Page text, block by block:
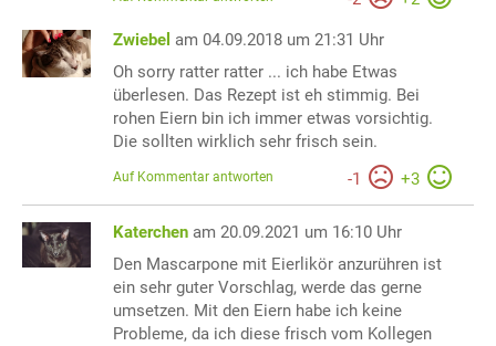
Zwiebel am 04.09.2018 um 21:31 Uhr
Oh sorry ratter ratter ... ich habe Etwas
überlesen. Das Rezept ist eh stimmig. Bei
rohen Eiern bin ich immer etwas vorsichtig.
Die sollten wirklich sehr frisch sein.
-1 +3
Auf Kommentar antworten
Katerchen am 20.09.2021 um 16:10 Uhr
Den Mascarpone mit Eierlikör anzurühren ist
ein sehr guter Vorschlag, werde das gerne
umsetzen. Mit den Eiern habe ich keine
Probleme, da ich diese frisch vom Kollegen